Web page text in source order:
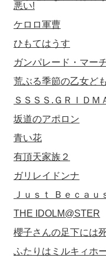
悪い!
ケロロ軍曹
ひもてはうす
ガンパレード・マー
荒ぶる季節の乙女ども
ＳＳＳＳ.ＧＲＩＤＭ
坂道のアポロン
青い花
有頂天家族２
ガリレイドンナ
Ｊｕｓｔ Ｂｅｃａｕ
THE IDOLM@STER
櫻子さんの足下には
ふたりはミルキィホ